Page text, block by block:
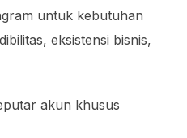
untuk kebutuhan
eksistensi bisnis,
akun khusus